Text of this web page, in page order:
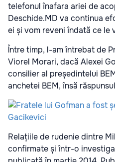
telefonul înafara ariei de
Deschide.MD va continua
ei și vom reveni îndată ce le
Între timp, l-am întrebat de
Viorel Morari, dacă Alexei
consilier al președintelui
anchetei BEM, însă
Relațiile de rudenie dintre
confirmate și într-o